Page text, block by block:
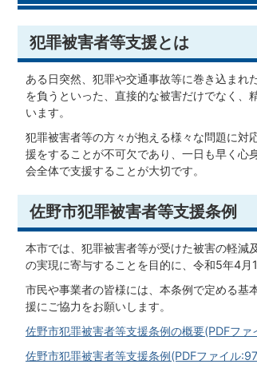
犯罪被害者等支援とは
ある日突然、犯罪や交通事故等に巻き込まれ
を負うといった、直接的な被害だけでなく、
います。
犯罪被害者等の方々が抱える様々な問題に対
援をすることが不可欠であり、一日も早く心
会全体で支援することが大切です。
佐野市犯罪被害者等支援条例
本市では、犯罪被害者等が受けた被害の軽減
の実現に寄与することを目的に、令和5年4月
市民や事業者の皆様には、本条例で定める基
援にご協力をお願いします。
佐野市犯罪被害者等支援条例の概要(PDFフ
佐野市犯罪被害者等支援条例(PDFファイル